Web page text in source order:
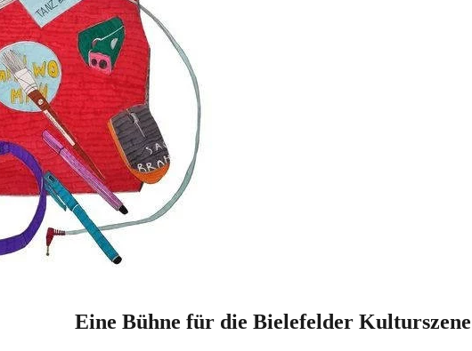
Eine Bühne für die Bielefelder Kulturszene